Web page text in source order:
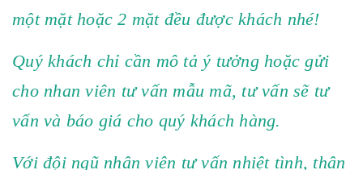
một mặt hoặc 2 mặt đều được khách nhé!
Quý khách chỉ cần mô tả ý tưởng hoặc gửi
cho nhan viên tư vấn mẫu mã, tư vấn sẽ tư
vấn và báo giá cho quý khách hàng.
Với đội ngũ nhân viên tư vấn nhiệt tình, thân